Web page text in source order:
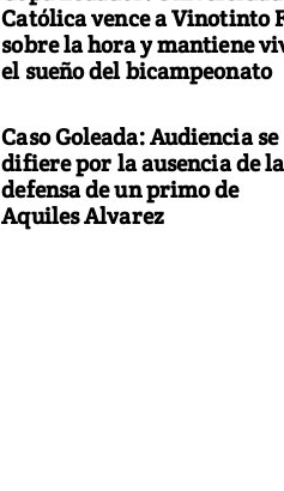
Católica vence a Vinotinto
sobre la hora y mantiene
el sueño del bicampeonato
Caso Goleada: Audiencia se
difiere por la ausencia de la
defensa de un primo de
Aquiles Alvarez